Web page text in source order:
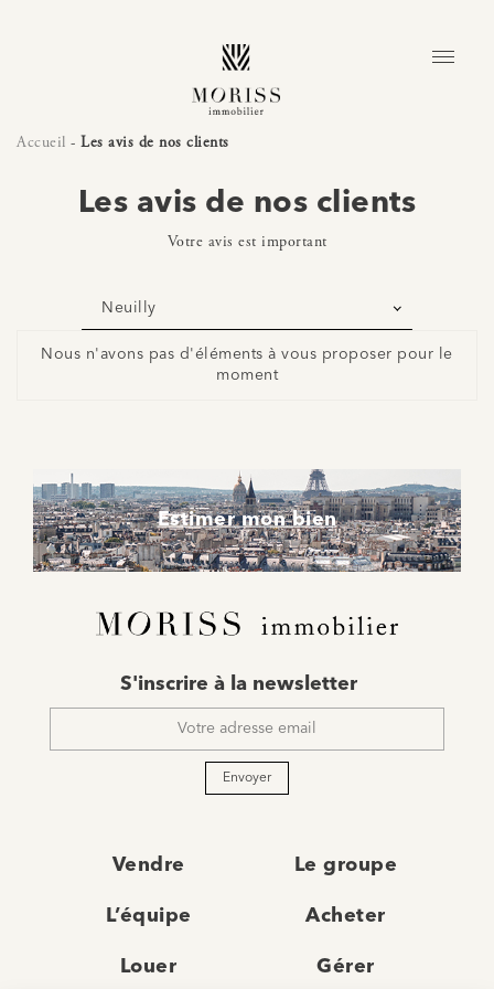
Accueil - Les avis de nos clients
Les avis de nos clients
Votre avis est important
Neuilly
Nous n'avons pas d'éléments à vous proposer pour le
moment
Estimer mon bien
mail
S'inscrire à la newsletter
Envoyer
Vendre Le groupe
L’équipe Acheter
Louer Gérer